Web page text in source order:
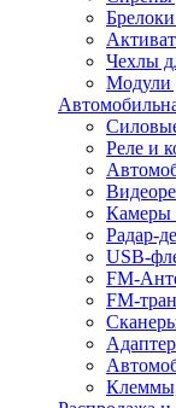
Чехлы
Модули
Реле и
Камеры
Радар-
USB-
FM-
FM-